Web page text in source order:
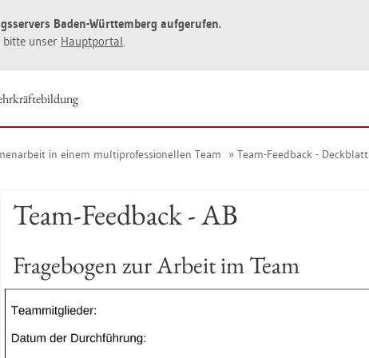
Baden-Würt­tem­berg auf­ge­ru­fen.
bitte unser Haupt­por­tal.
in einem mul­ti­pro­fes­sio­nel­len Team Team-Feed­back - Deck­blatt
Team-Feed­back - AB
Fra­ge­bo­gen zur Ar­beit im Team